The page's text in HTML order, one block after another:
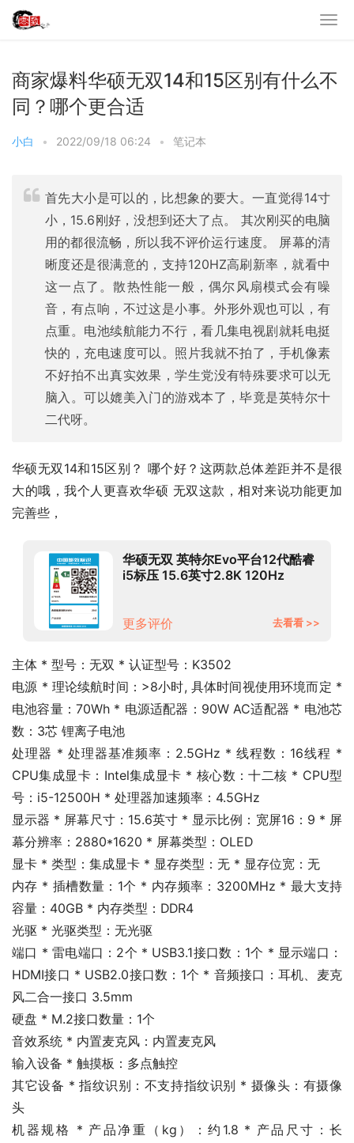
商家爆料华硕无双14和15区别有什么不
同？哪个更合适
小白 • 2022/09/18 06:24 • 笔记本
首先大小是可以的，比想象的要大。一直觉得14寸
小，15.6刚好，没想到还大了点。 其次刚买的电脑
用的都很流畅，所以我不评价运行速度。 屏幕的清
晰度还是很满意的，支持120HZ高刷新率，就看中
这一点了。散热性能一般，偶尔风扇模式会有噪
音，有点响，不过这是小事。外形外观也可以，有
点重。电池续航能力不行，看几集电视剧就耗电挺
快的，充电速度可以。照片我就不拍了，手机像素
不好拍不出真实效果，学生党没有特殊要求可以无
脑入。可以媲美入门的游戏本了，毕竟是英特尔十
二代呀。
华硕无双14和15区别？ 哪个好？这两款总体差距并不是很
大的哦，我个人更喜欢华硕 无双这款，相对来说功能更加
完善些，
华硕无双 英特尔Evo平台12代酷睿
i5标压 15.6英寸2.8K 120Hz
更多评价
去看看 >>
主体 * 型号：无双 * 认证型号：K3502
电源 * 理论续航时间：>8小时, 具体时间视使用环境而定 *
电池容量：70Wh * 电源适配器：90W AC适配器 * 电池芯
数：3芯 锂离子电池
处理器 * 处理器基准频率：2.5GHz * 线程数：16线程 *
CPU集成显卡：Intel集成显卡 * 核心数：十二核 * CPU型
号：i5-12500H * 处理器加速频率：4.5GHz
显示器 * 屏幕尺寸：15.6英寸 * 显示比例：宽屏16：9 * 屏
幕分辨率：2880*1620 * 屏幕类型：OLED
显卡 * 类型：集成显卡 * 显存类型：无 * 显存位宽：无
内存 * 插槽数量：1个 * 内存频率：3200MHz * 最大支持
容量：40GB * 内存类型：DDR4
光驱 * 光驱类型：无光驱
端口 * 雷电端口：2个 * USB3.1接口数：1个 * 显示端口：
HDMI接口 * USB2.0接口数：1个 * 音频接口：耳机、麦克
风二合一接口 3.5mm
硬盘 * M.2接口数量：1个
音效系统 * 内置麦克风：内置麦克风
输入设备 * 触摸板：多点触控
其它设备 * 指纹识别：不支持指纹识别 * 摄像头：有摄像
头
机器规格 * 产品净重（kg）：约1.8 * 产品尺寸：长